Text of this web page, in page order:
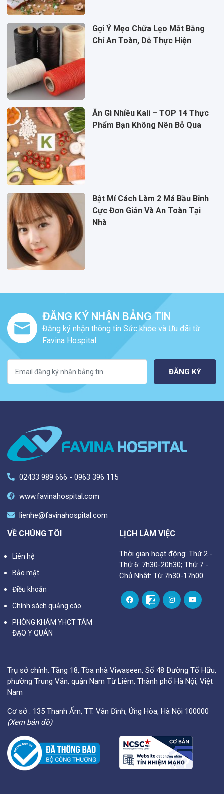
Gợi Ý Mẹo Chữa Lẹo Mắt Bằng
Chỉ An Toàn, Dễ Thực Hiện
Ăn Gì Nhiều Kali – TOP 14 Thực
Phẩm Bạn Không Nên Bỏ Qua
Bật Mí Cách Làm 2 Má Bầu Bĩnh
Cực Đơn Giản Và An Toàn Tại
Nhà
ĐĂNG KÝ NHẬN BẢNG TIN
Đăng ký nhận thông tin Sức khỏe và Ưu đãi từ
Favina Hospital
ĐĂNG KÝ
02433 989 666 - 0963 396 115
www.favinahospital.com
lienhe@favinahospital.com
VỀ CHÚNG TÔI
Liên hệ
Bảo mật
Điều khoản
Chính sách quảng cáo
PHÒNG KHÁM YHCT TÂM
ĐẠO Y QUÁN
LỊCH LÀM VIỆC
Thời gian hoạt động: Thứ 2 -
Thứ 6: 7h30-20h30; Thứ 7 -
Chủ Nhật: Từ 7h30-17h00
Trụ sở chính: Tầng 18, Tòa nhà Viwaseen, Số 48 Đường Tố Hữu,
phường Trung Văn, quận Nam Từ Liêm, Thành phố Hà Nội, Việt
Nam
Cơ sở : 135 Thanh Ấm, TT. Vân Đình, Ứng Hòa, Hà Nội 100000
(Xem bản đồ)